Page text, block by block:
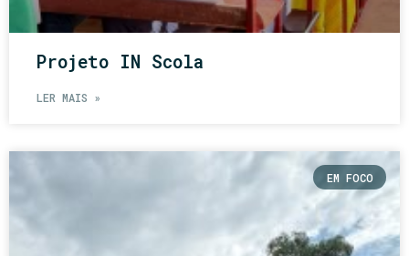
Projeto IN Scola
LER MAIS »
EM FOCO